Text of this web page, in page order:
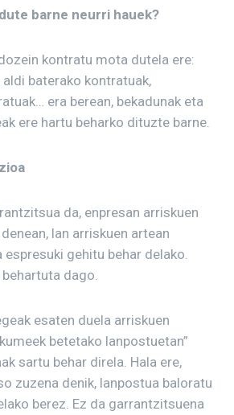
barne neurri hauek?
kontratu mota dutela ere:
baterako kontratuak,
era berean, bekadunak eta
ere hartu beharko dituzte barne.
da, enpresan arriskuen
lan arriskuen artean
gehitu behar delako.
dago.
esaten duela arriskuen
betetako lanpostuetan”
sartu behar direla. Hala ere,
zuzena denik, lanpostua baloratu
berez. Ez da garrantzitsuena